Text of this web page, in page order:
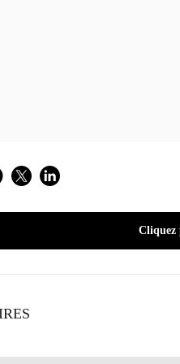
TwitterLinkedIn
Cliquez